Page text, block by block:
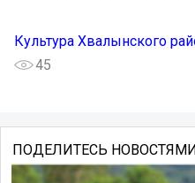
Культура Хвалынского
45
ПОДЕЛИТЕСЬ